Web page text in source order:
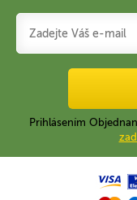
Prihlásením